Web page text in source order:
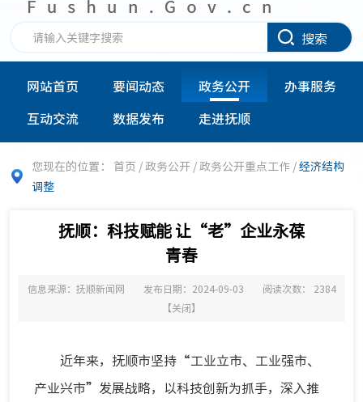
搜索
网站首页 要闻动态 政务公开
办事服务
互动交流
数据发布 走进抚顺
您现在的位置： 首页 /政务公开 /政务公开重点工作 /经济结构
调整
抚顺：科技赋能 让“老”企业永葆
青春
信息来源：抚顺新闻网 发布日期：2024-09-03 阅读次数： 2384
【关闭】
近年来，抚顺市坚持“工业立市、工业强市、
产业兴市”发展战略，以科技创新为抓手，深入推